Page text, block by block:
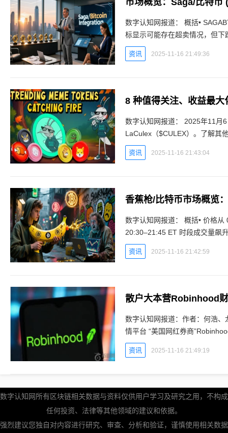
市场概览：Saga/比特币
数字认知网报道： 概括•
标显示可能存在超卖情况，但
缺乏方向性判断。B1b数字认知
资讯 2025-11-16 21:49:36
数字认知网报道： 2025年11月6日 | 03:45探索最值得购买的加密货币预售项目，包括
LaCulex（$CULEX）。了解其
SHIB。加入这场加密货币的狂
资讯 2025-11-16 21:43:04
香蕉枪/比特币市场概览
数字认知网报道： 概括• 价格
20:30–21:45 ET 时段成交量飙
区域徘徊，没有出现明显
资讯 2025-11-16 21:42:59
散户大本营Robinhood
数字认知网报道：作者：何浩
情平台 “美国网红券商
币实时行情平台 这家在线券商
资讯 2025-11-16 21:49:19
数字认知网所有区块链相关数据与资料仅供用户学习及研究之用，不构成
任何投资、法律等其他领域的建议和依据。
强烈建议您独自对内容进行研究、审查、分析和验证，谨慎使用相关数据